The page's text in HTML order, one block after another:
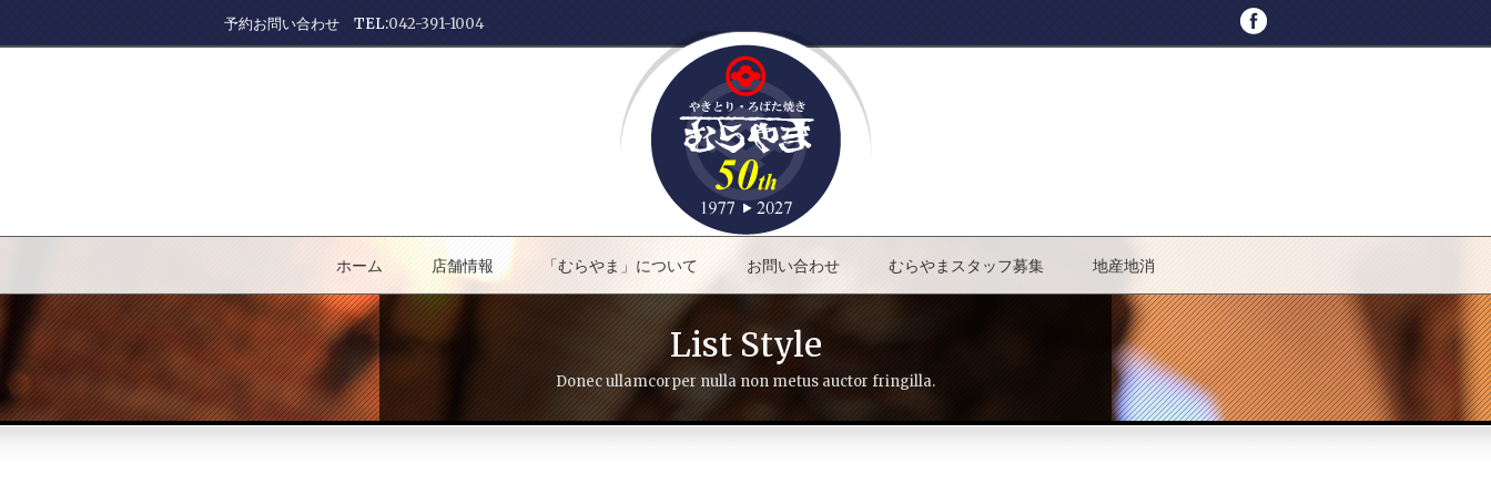
予約お問い合わせ TEL:042-391-1004
ホーム 店舗情報 「むらやま」について お問い合わせ むらやまスタッフ募集 地産地消
List Style
Donec ullamcorper nulla non metus auctor fringilla.